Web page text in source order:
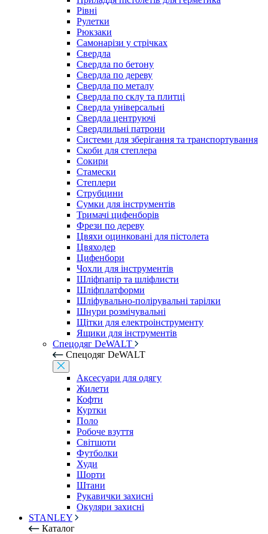
Рівні
Рулетки
Рюкзаки
Самонарізи у стрічках
Свердла
Свердла по бетону
Свердла по дереву
Свердла по металу
Свердла по склу та плитці
Свердла універсальні
Свердла центруючі
Свердлильні патрони
Системи для зберігання та транспортування
Скоби для степлера
Сокири
Стамески
Степлери
Струбцини
Сумки для інструментів
Тримачі цифенборів
Фрези по дереву
Цвяхи оцинковані для пістолета
Цвяходер
Цифенбори
Чохли для інструментів
Шліфпапір та шліфлисти
Шліфплатформи
Шліфувально-полірувальні тарілки
Шнури розмічувальні
Щітки для електроінструменту
Ящики для інструментів
Спецодяг DeWALT
Спецодяг DeWALT
Аксесуари для одягу
Жилети
Кофти
Куртки
Поло
Робоче взуття
Світшоти
Футболки
Худи
Шорти
Штани
Рукавички захисні
Окуляри захисні
STANLEY
Каталог